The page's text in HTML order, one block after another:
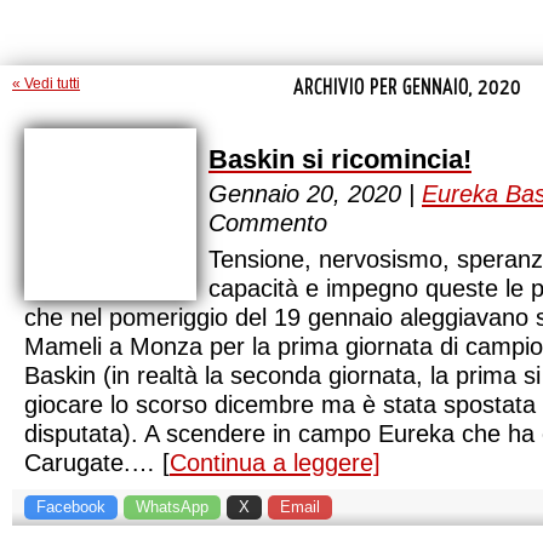
« Vedi tutti ARCHIVIO PER GENNAIO, 2020
Baskin si ricomincia!
Gennaio 20, 2020 | Eureka
Commento
Tensione, nervosismo,
capacità e impegno queste le
che nel pomeriggio del 19 gennaio aleggiavano
Mameli a Monza per la prima giornata di
Baskin (in realtà la seconda giornata, la prima
giocare lo scorso dicembre ma è stata
disputata). A scendere in campo Eureka che
Carugate.… [Continua a leggere]
Facebook WhatsApp X Email